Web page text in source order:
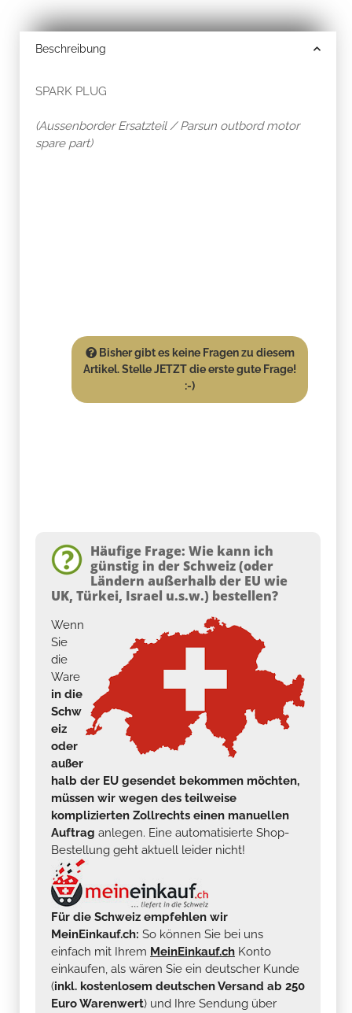
Beschreibung
SPARK PLUG
(Aussenborder Ersatzteil / Parsun outbord motor
spare part)
Bisher gibt es keine Fragen zu diesem
Artikel. Stelle JETZT die erste gute Frage!
:-)
Häufige Frage: Wie kann ich
günstig in der Schweiz (oder
Ländern außerhalb der EU wie
UK, Türkei, Israel u.s.w.) bestellen?
Wenn
Sie
die
Ware
in die
Schw
eiz
oder
außer
halb der EU gesendet bekommen möchten,
müssen wir wegen des teilweise
komplizierten Zollrechts einen manuellen
Auftrag anlegen. Eine automatisierte Shop-
Bestellung geht aktuell leider nicht!
Für die Schweiz empfehlen wir
MeinEinkauf.ch: So können Sie bei uns
einfach mit Ihrem MeinEinkauf.ch Konto
einkaufen, als wären Sie ein deutscher Kunde
(inkl. kostenlosem deutschen Versand ab 250
Euro Warenwert) und Ihre Sendung über